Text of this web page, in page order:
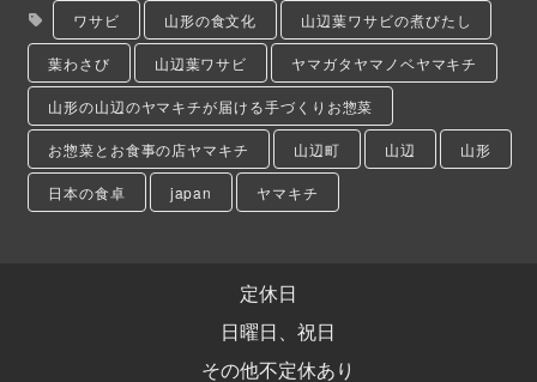
ワサビ 山形の食文化 山辺葉ワサビの煮びたし
葉わさび 山辺葉ワサビ ヤマガタヤマノベヤマキチ
山形の山辺のヤマキチが届ける手づくりお惣菜
お惣菜とお食事の店ヤマキチ 山辺町 山辺 山形
日本の食卓 japan ヤマキチ
定休日
日曜日、祝日
その他不定休あり